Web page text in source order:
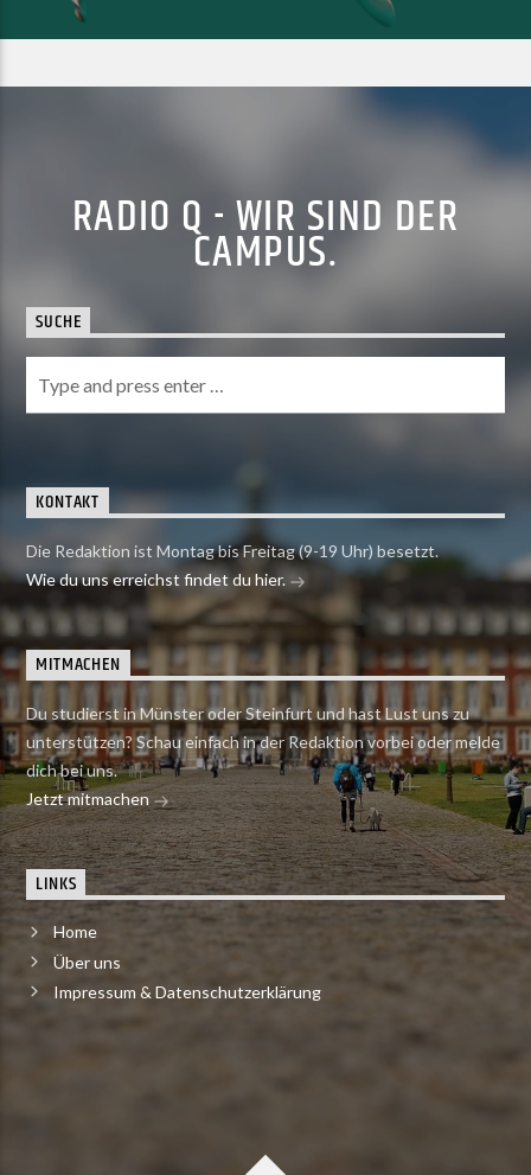
RADIO Q - WIR SIND DER
CAMPUS.
SUCHE
KONTAKT
Die Redaktion ist Montag bis Freitag (9-19 Uhr) besetzt.
Wie du uns erreichst findet du hier.
MITMACHEN
Du studierst in Münster oder Steinfurt und hast Lust uns zu
unterstützen? Schau einfach in der Redaktion vorbei oder melde
dich bei uns.
Jetzt mitmachen
LINKS
Home
Über uns
Impressum & Datenschutzerklärung